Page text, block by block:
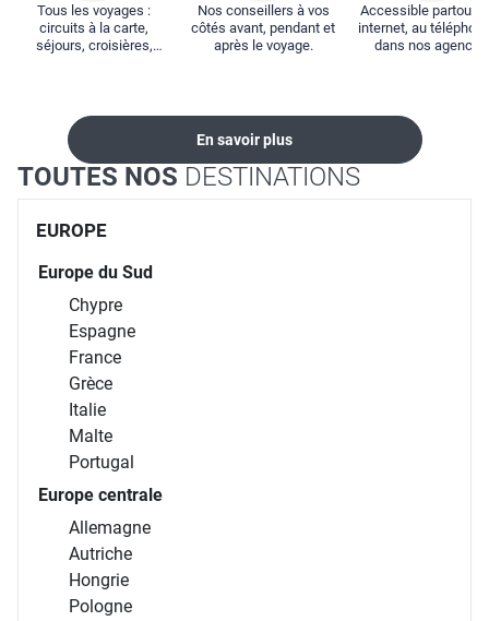
Tous les voyages :
circuits à la carte,
séjours, croisières,
Nos conseillers à vos
côtés avant, pendant et
après le voyage.
Accessible partout :
internet, au
dans nos
En savoir plus
TOUTES NOS DESTINATIONS
EUROPE
Europe du Sud
Chypre
Espagne
France
Grèce
Italie
Malte
Portugal
Europe centrale
Allemagne
Autriche
Hongrie
Pologne